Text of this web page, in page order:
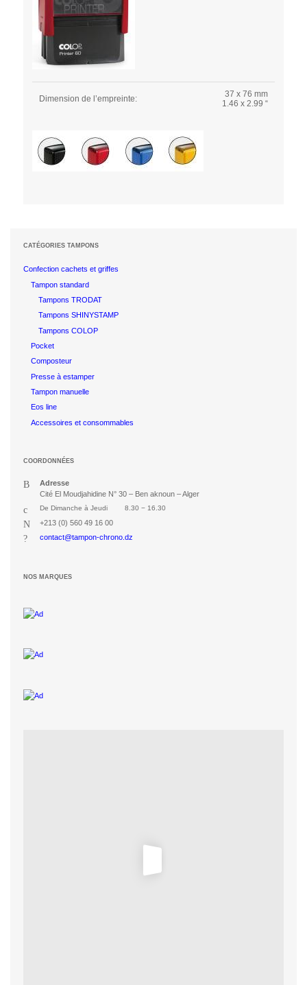
Dimension de l’empreinte:
37 x 76 mm
1.46 x 2.99 “
CATÉGORIES TAMPONS
Confection cachets et griffes
Tampon standard
Tampons TRODAT
Tampons SHINYSTAMP
Tampons COLOP
Pocket
Composteur
Presse à estamper
Tampon manuelle
Eos line
Accessoires et consommables
COORDONNÉES
Adresse
Cité El Moudjahidine N° 30 – Ben aknoun – Alger
De Dimanche à Jeudi 8.30 − 16.30
+213 (0) 560 49 16 00
contact@tampon-chrono.dz
NOS MARQUES